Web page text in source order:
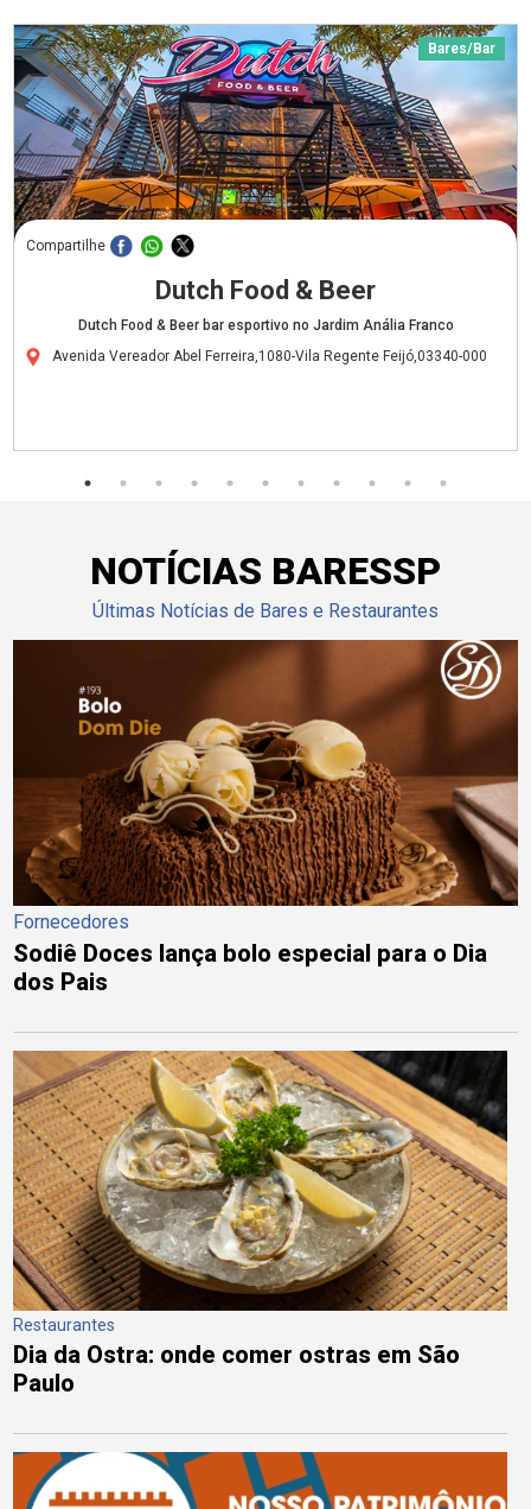
Bares/Bar
Compartilhe
Dutch Food & Beer
Dutch Food & Beer bar esportivo no Jardim Anália Franco
Avenida Vereador Abel Ferreira,1080-Vila Regente Feijó,03340-000
NOTÍCIAS BARESSP
Últimas Notícias de Bares e Restaurantes
Fornecedores
Sodiê Doces lança bolo especial para o Dia
dos Pais
Restaurantes
Dia da Ostra: onde comer ostras em São
Paulo